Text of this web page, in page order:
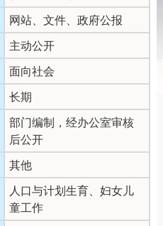
网站、文件、政府公报
主动公开
面向社会
长期
部门编制，经办公室审核
后公开
其他
人口与计划生育、妇女儿
童工作